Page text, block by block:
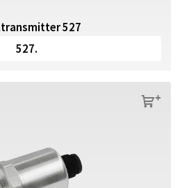
527
527.
s